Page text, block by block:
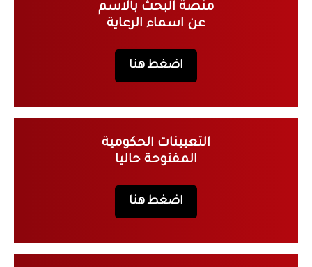
منصة البحث بالاسم
عن اسماء الرعاية
اضغط هنا
التعيينات الحكومية
المفتوحة حاليا
اضغط هنا